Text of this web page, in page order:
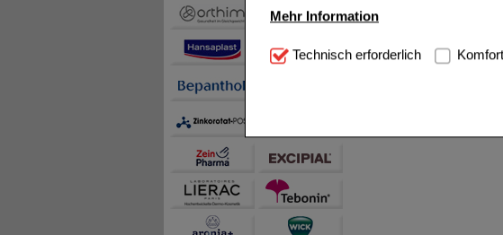
Mehr Information
Technisch Notwendig: Hierbei
notwendig sind (z.B. Navigation,
Diese Cookies werden
beispielsweise für die
Statistik & Tracking:
sammeln, mit deren Hilfe wir unsere
teilweise an Dritte wie z.B. Google
Technisch erforderlich Komfort